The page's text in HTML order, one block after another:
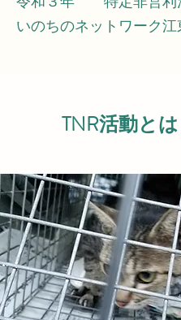
いのちのネットワーク江
TNR活動とは